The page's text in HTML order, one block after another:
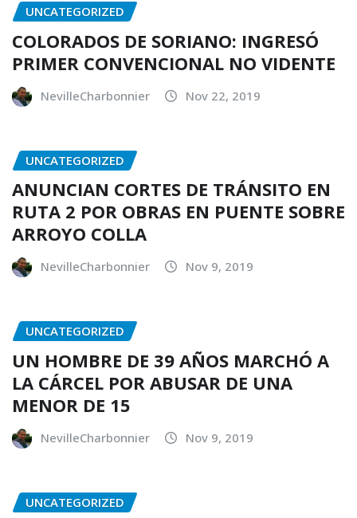
UNCATEGORIZED
COLORADOS DE SORIANO: INGRESÓ
PRIMER CONVENCIONAL NO VIDENTE
NevilleCharbonnier Nov 22, 2019
UNCATEGORIZED
ANUNCIAN CORTES DE TRÁNSITO EN
RUTA 2 POR OBRAS EN PUENTE SOBRE
ARROYO COLLA
NevilleCharbonnier Nov 9, 2019
UNCATEGORIZED
UN HOMBRE DE 39 AÑOS MARCHÓ A
LA CÁRCEL POR ABUSAR DE UNA
MENOR DE 15
NevilleCharbonnier Nov 9, 2019
UNCATEGORIZED